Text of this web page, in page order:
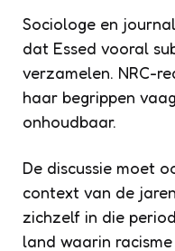
Sociologe en
dat Essed vooral
verzamelen. NRC-
haar begrippen
onhoudbaar.
De discussie moet
context van de
zichzelf in die
land waarin